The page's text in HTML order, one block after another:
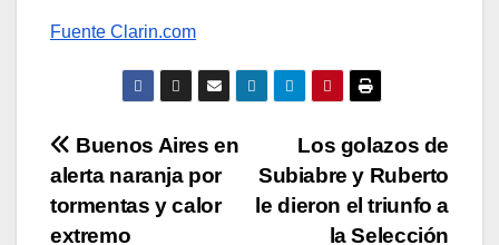
Fuente Clarin.com
Navegación
de
Los golazos de
Subiabre y Ruberto
le dieron el triunfo a
la Selección
Buenos Aires en
alerta naranja por
tormentas y calor
extremo